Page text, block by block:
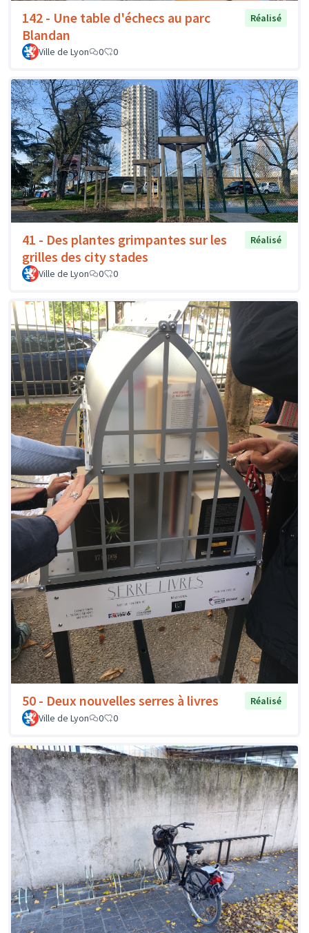
142 - Une table d'échecs au parc
Blandan
Réalisé
Ville de Lyon 0 0
41 - Des plantes grimpantes sur les
grilles des city stades
Réalisé
Ville de Lyon 0 0
50 - Deux nouvelles serres à livres
Réalisé
Ville de Lyon
0 0